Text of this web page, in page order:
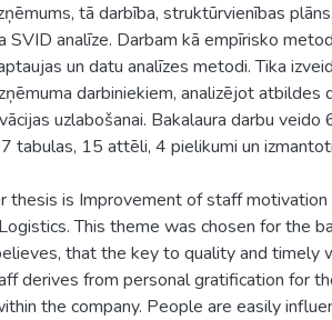
tā darbība, struktūrvienības
SVID analīze. Darbam kā empīrisko
un datu analīzes metodi. Tika
darbiniekiem, analizējot atbildes
uzlabošanai. Bakalaura darbu veido
tabulas, 15 attēli, 4 pielikumi un
thesis is Improvement of staff
This theme was chosen for the
that the key to quality and timely
derives from personal gratification for
the company. People are easily